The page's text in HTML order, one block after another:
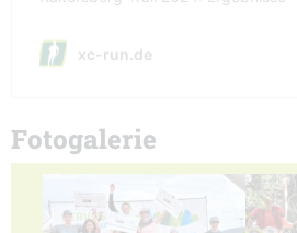
Fotogalerie